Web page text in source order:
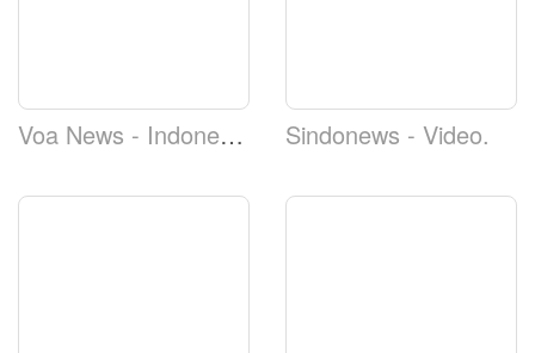
Voa News - Indonesien Sindonews - Video.